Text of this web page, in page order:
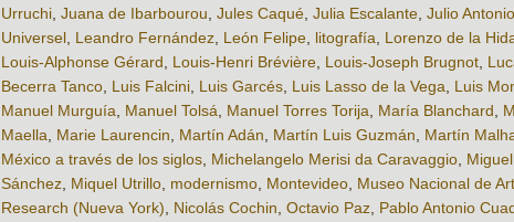
Urruchi, Juana de Ibarbourou, Jules Caqué, Julia Escalante, Julio Antonio
Universel, Leandro Fernández, León Felipe, litografía, Lorenzo de la
Louis-Alphonse Gérard, Louis-Henri Brévière, Louis-Joseph Brugnot,
Becerra Tanco, Luis Falcini, Luis Garcés, Luis Lasso de la Vega, Luis
Manuel Murguía, Manuel Tolsá, Manuel Torres Torija, María Blanchard,
Maella, Marie Laurencin, Martín Adán, Martín Luis Guzmán, Martín
México a través de los siglos, Michelangelo Merisi da Caravaggio,
Sánchez, Miquel Utrillo, modernismo, Montevideo, Museo Nacional de
Research (Nueva York), Nicolás Cochin, Octavio Paz, Pablo Antonio